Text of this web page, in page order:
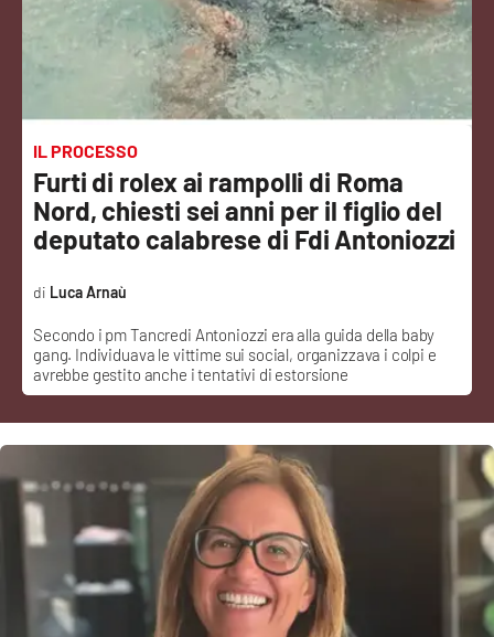
Podcast
Meteo
Editoriali
VIDEO
Ambiente
Cronaca
Cultura
Economia e Lavoro
Politica
IL PROCESSO
Furti di rolex ai rampolli di Roma
Nord, chiesti sei anni per il figlio del
deputato calabrese di Fdi Antoniozzi
Secondo i pm Tancredi Antoniozzi era alla guida della baby
gang. Individuava le vittime sui social, organizzava i colpi e
avrebbe gestito anche i tentativi di estorsione
Luca Arnaù